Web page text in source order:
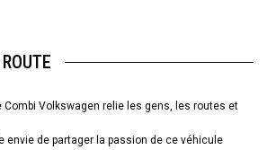
Combi Volkswagen relie les gens, les routes et
envie de partager la passion de ce véhicule